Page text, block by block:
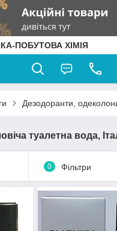
ПОБУТОВА ХІМІЯ
Дезодоранти,
туалетна вода,
0 Фільтри